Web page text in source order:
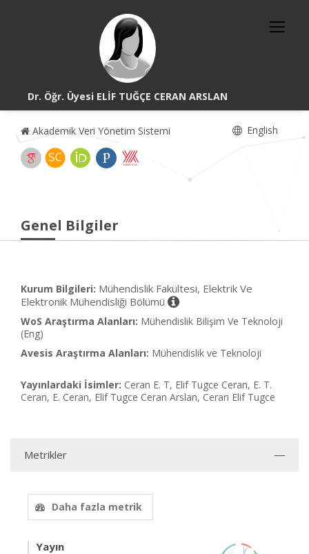
Dr. Öğr. Üyesi ELİF TUĞÇE CERAN ARSLAN
Akademik Veri Yönetim Sistemi English
Genel Bilgiler
Kurum Bilgileri: Mühendislik Fakültesi, Elektrik Ve
Elektronik Mühendisliği Bölümü
WoS Araştırma Alanları: Mühendislik Bilişim Ve Teknoloji
(Eng)
Avesis Araştırma Alanları: Mühendislik ve Teknoloji
Yayınlardaki İsimler: Ceran E. T, Elif Tugce Ceran, E. T.
Ceran, E. Ceran, Elif Tugce Ceran Arslan, Ceran Elif Tugce
Metrikler
Daha fazla metrik
Yayın